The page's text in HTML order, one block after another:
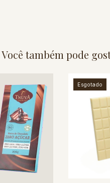
Você também pode
Esgotado